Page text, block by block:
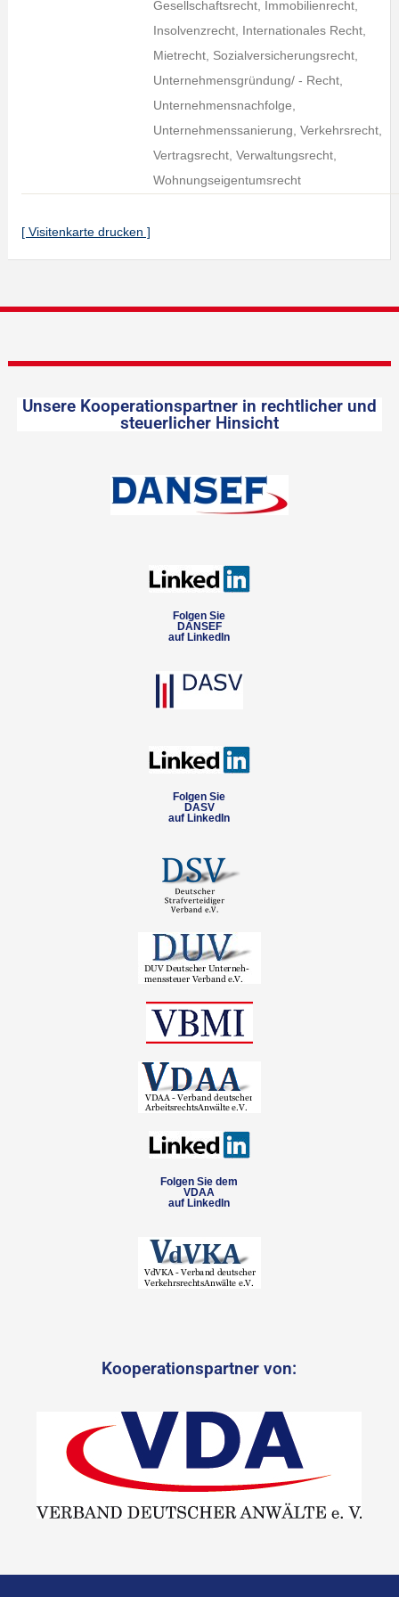
Gesellschaftsrecht, Immobilienrecht,
Insolvenzrecht, Internationales Recht,
Mietrecht, Sozialversicherungsrecht,
Unternehmensgründung/ - Recht,
Unternehmensnachfolge,
Unternehmenssanierung, Verkehrsrecht,
Vertragsrecht, Verwaltungsrecht,
Wohnungseigentumsrecht
[ Visitenkarte drucken ]
Unsere Kooperationspartner in rechtlicher und
steuerlicher Hinsicht
Folgen Sie
DANSEF
auf LinkedIn
Folgen Sie
DASV
auf LinkedIn
Folgen Sie dem
VDAA
auf LinkedIn
Kooperationspartner von: